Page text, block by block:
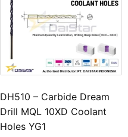
DH510 – Carbide Dream
Drill MQL 10XD Coolant
Holes YG1